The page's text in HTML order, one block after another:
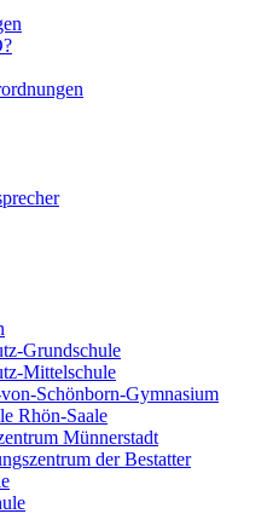
Grundschule
Mittelschule
Schönborn-Gymnasium
Rhön-Saale
Münnerstadt
der Bestatter